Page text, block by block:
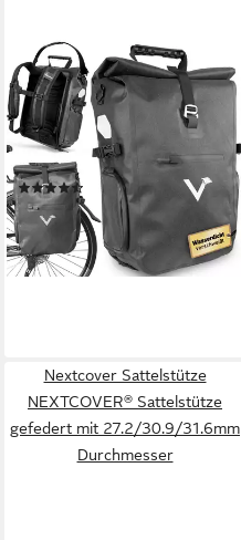
VALKENTAL
Fahrradtasche Pro
Gepäckträgertasche,
Rucksack & Umhängetasche,
wasserdicht, Hochwertiges
Nylon 23 L (17)
119,99 €
lieferbar - in 2-3 Werktagen bei dir
Nextcover Sattelstütze
NEXTCOVER® Sattelstütze
gefedert mit 27.2/30.9/31.6mm
Durchmesser